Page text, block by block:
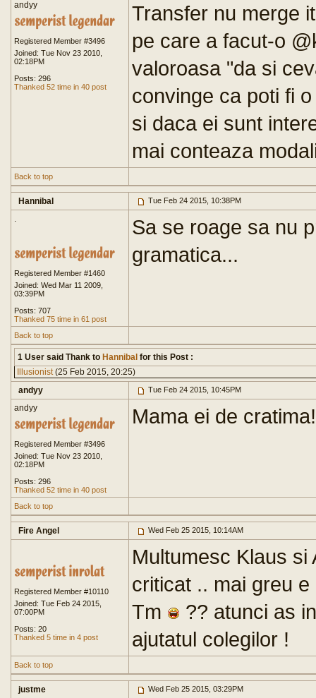
andyy
Registered Member #3496
Joined: Tue Nov 23 2010,
02:18PM
Posts: 296
Thanked 52 time in 40 post
Transfer nu merge
pe care a facut-o
valoroasa "da si
convinge ca poti fi
si daca ei sunt
mai conteaza
Back to top
Hannibal Tue Feb 24 2015, 10:38PM
.
Registered Member #1460
Joined: Wed Mar 11 2009,
03:39PM
Posts: 707
Thanked 75 time in 61 post
Sa se roage sa nu
gramatica...
Back to top
1 User said Thank to Hannibal for this Post :
Illusionist(25 Feb 2015, 20:25)
andyy
Tue Feb 24 2015, 10:45PM
andyy
Registered Member #3496
Joined: Tue Nov 23 2010,
02:18PM
Posts: 296
Thanked 52 time in 40 post
Mama ei de
Back to top
Fire Angel Wed Feb 25 2015, 10:14AM
Registered Member #10110
Joined: Tue Feb 24 2015,
07:00PM
Posts: 20
Thanked 5 time in 4 post
Multumesc Klaus si
criticat .. mai greu
Tm
?? atunci as
ajutatul colegilor !
Back to top
justme Wed Feb 25 2015, 03:29PM